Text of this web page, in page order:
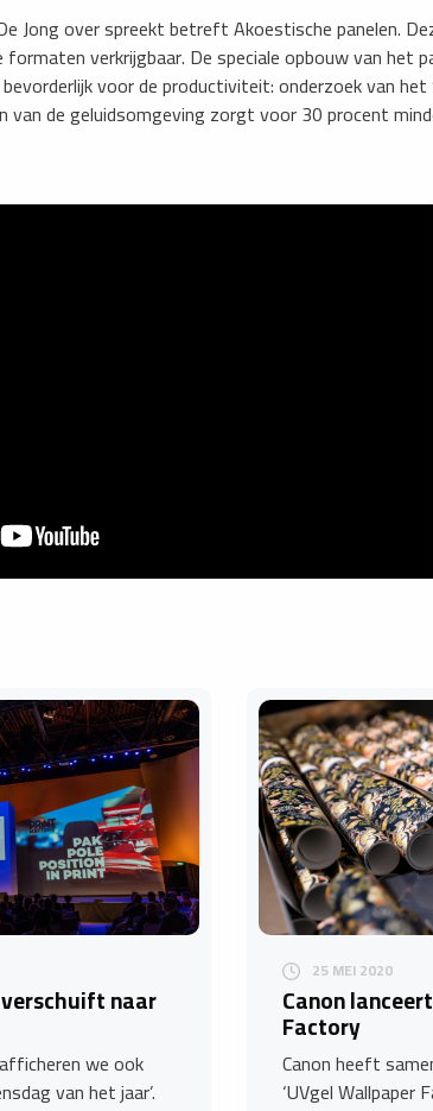
Jong over spreekt betreft Akoestische panelen.
formaten verkrijgbaar. De speciale opbouw van het
voor de productiviteit: onderzoek van
de geluidsomgeving zorgt voor 30 procent
naar
we ook
van het jaar’.
25 MEI 2020
Canon
Factory
Canon heeft
‘UVgel Wallpaper